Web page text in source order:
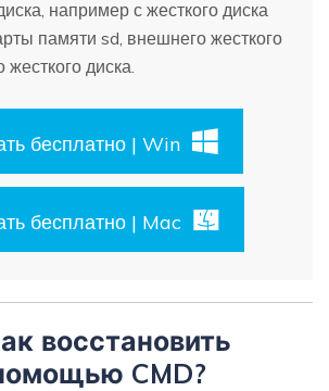
например с жесткого диска
памяти sd, внешнего жесткого
жесткого диска.
бесплатно | Win
бесплатно | Mac
восстановить
CMD?